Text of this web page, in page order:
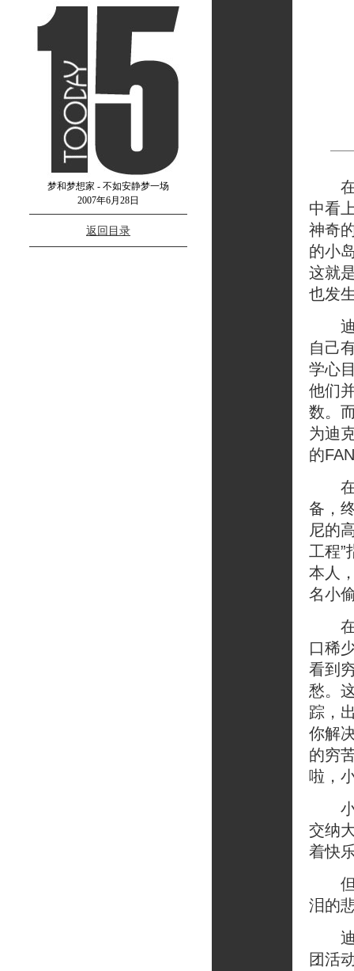
梦和梦想家 - 不如安静梦一场
2007年6月28日
返回目录
在
中看
神奇
的小
这就
也发
迪
自己
学心
他们
数。
为迪
的
在
备，
尼的
工程”
本人
名小
在
口稀
看到
愁。
踪，
你解
的穷
啦，
小
交纳
着快
但
泪的
迪
团活